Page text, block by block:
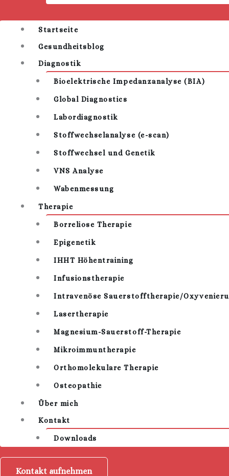
Startseite
Gesundheitsblog
Diagnostik
Bioelektrische Impedanzanalyse (BIA)
Global Diagnostics
Labordiagnostik
Stoffwechselanalyse (e-scan)
Stoffwechsel und Genetik
VNS Analyse
Wabenmessung
Therapie
Borreliose Therapie
Epigenetik
IHHT Höhentraining
Infusionstherapie
Intravenöse Sauerstofftherapie/
Lasertherapie
Magnesium-Sauerstoff-Therapie
Mikroimmuntherapie
Orthomolekulare Therapie
Osteopathie
Über mich
Kontakt
Downloads
Kontakt aufnehmen